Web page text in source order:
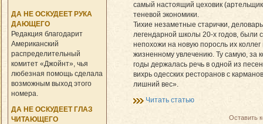
ДА НЕ ОСКУДЕЕТ РУКА
ДАЮЩЕГО
Редакция благодарит
Американский
распределительный
комитет «Джойнт», чья
любезная помощь сделала
возможным выход этого
номера.
ДА НЕ ОСКУДЕЕТ ГЛАЗ
ЧИТАЮЩЕГО
самый настоящий цеховик
теневой экономики.
Тихие незаметные старички,
легендарной школы 20-х годов, были
непохожи на новую поросль их коллег
жизненному увлечению. Ту самую, за
годы держалась речь в одной из
вихрь одесских ресторанов с
лишний вес».
Читать статью
Оставить